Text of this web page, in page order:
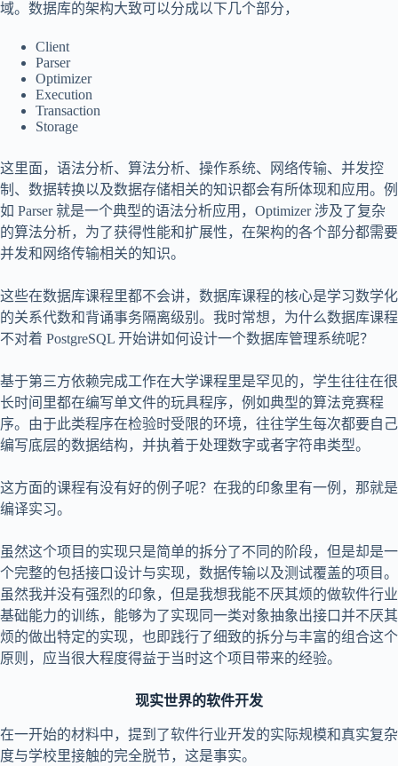
域。数据库的架构大致可以分成以下几个部分，
Client
Parser
Optimizer
Execution
Transaction
Storage
这里面，语法分析、算法分析、操作系统、网络传输、并发控
制、数据转换以及数据存储相关的知识都会有所体现和应用。例
如 Parser 就是一个典型的语法分析应用，Optimizer 涉及了复杂
的算法分析，为了获得性能和扩展性，在架构的各个部分都需要
并发和网络传输相关的知识。
这些在数据库课程里都不会讲，数据库课程的核心是学习数学化
的关系代数和背诵事务隔离级别。我时常想，为什么数据库课程
不对着 PostgreSQL 开始讲如何设计一个数据库管理系统呢？
基于第三方依赖完成工作在大学课程里是罕见的，学生往往在很
长时间里都在编写单文件的玩具程序，例如典型的算法竞赛程
序。由于此类程序在检验时受限的环境，往往学生每次都要自己
编写底层的数据结构，并执着于处理数字或者字符串类型。
这方面的课程有没有好的例子呢？在我的印象里有一例，那就是
编译实习。
虽然这个项目的实现只是简单的拆分了不同的阶段，但是却是一
个完整的包括接口设计与实现，数据传输以及测试覆盖的项目。
虽然我并没有强烈的印象，但是我想我能不厌其烦的做软件行业
基础能力的训练，能够为了实现同一类对象抽象出接口并不厌其
烦的做出特定的实现，也即践行了细致的拆分与丰富的组合这个
原则，应当很大程度得益于当时这个项目带来的经验。
现实世界的软件开发
在一开始的材料中，提到了软件行业开发的实际规模和真实复杂
度与学校里接触的完全脱节，这是事实。